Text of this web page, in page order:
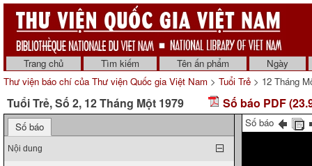
Trang chủ Tìm kiếm Tên ấn phẩm
Ngày
Thư viện báo chí của Thư viện Quốc gia Việt Nam > Tuổi Trẻ > 12 Tháng
Tuổi Trẻ, Số 2, 12 Tháng Một 1979 Số báo PDF
Số báo
Nội dung
Số báo